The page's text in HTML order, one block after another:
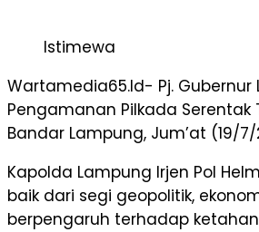
Istimewa
Wartamedia65.Id- Pj. Gubernur
Pengamanan Pilkada Serentak
Bandar Lampung, Jum’at (19/
Kapolda Lampung Irjen Pol
baik dari segi geopolitik,
berpengaruh terhadap